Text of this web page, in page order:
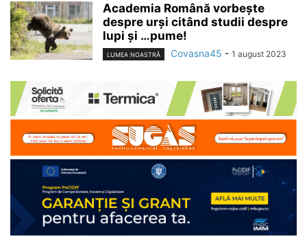
Academia Română vorbește
despre urși citând studii despre
lupi și …pume!
LUMEA NOASTRĂ Covasna45 - 1 august 2023